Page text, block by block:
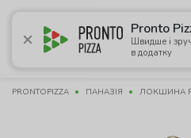
Pronto
Швидше і
в додатку
4.7
Акції Піца Суші Сети
PRONTOPIZZA ПАНАЗІЯ ЛОКШИНА